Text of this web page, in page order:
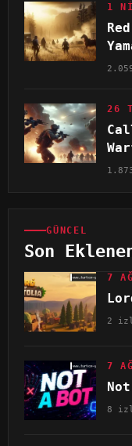
1
26
GÜNCEL
Son
7
2
7
8